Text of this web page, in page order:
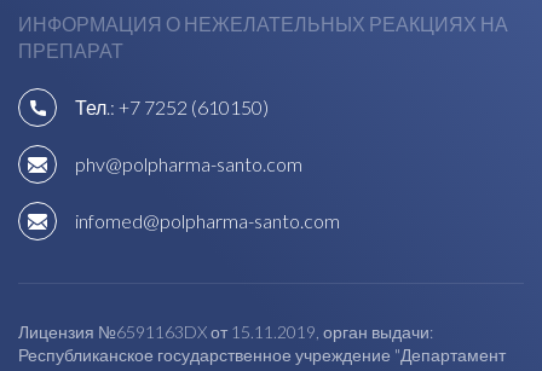
ИНФОРМАЦИЯ О НЕЖЕЛАТЕЛЬНЫХ РЕАКЦИЯХ НА
ПРЕПАРАТ
Тел.: +7 7252 (610150)
phv@polpharma-santo.com
infomed@polpharma-santo.com
Лицензия №6591163DX от 15.11.2019, орган выдачи:
Республиканское государственное учреждение "Департамент